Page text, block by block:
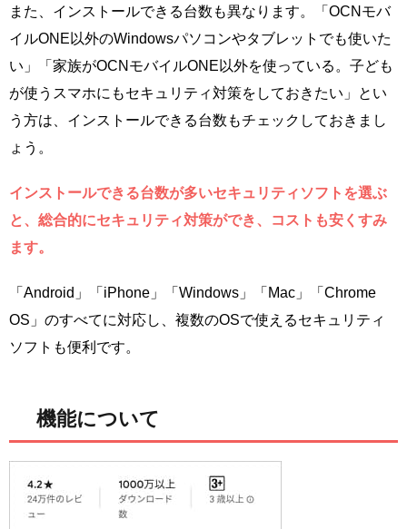
また、インストールできる台数も異なります。「OCNモバ
イルONE以外のWindowsパソコンやタブレットでも使いた
い」「家族がOCNモバイルONE以外を使っている。子ども
が使うスマホにもセキュリティ対策をしておきたい」とい
う方は、インストールできる台数もチェックしておきまし
ょう。
インストールできる台数が多いセキュリティソフトを選ぶ
と、総合的にセキュリティ対策ができ、コストも安くすみ
ます。
「Android」「iPhone」「Windows」「Mac」「Chrome
OS」のすべてに対応し、複数のOSで使えるセキュリティ
ソフトも便利です。
機能について